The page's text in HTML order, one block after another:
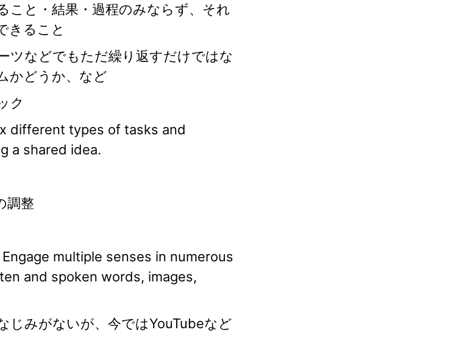
こと・結果・過程のみならず、それ
きること
ツなどでもただ繰り返すだけではな
かどうか、など
ク
different types of tasks and
a shared idea.
調整
multiple senses in numerous
and spoken words, images,
じみがないが、今ではYouTubeなど